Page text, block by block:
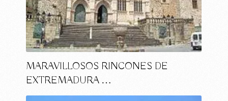
MARAVILLOSOS RINCONES DE
EXTREMADURA …